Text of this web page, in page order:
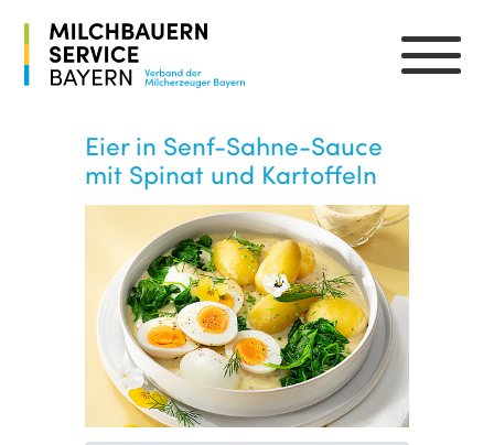
Eier in Senf-Sahne-Sauce
mit Spinat und Kartoffeln